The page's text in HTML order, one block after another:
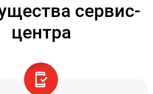
сервис-
центра